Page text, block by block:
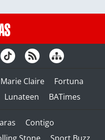
Marie Claire
Fortuna
Lunateen BATimes
Contigo